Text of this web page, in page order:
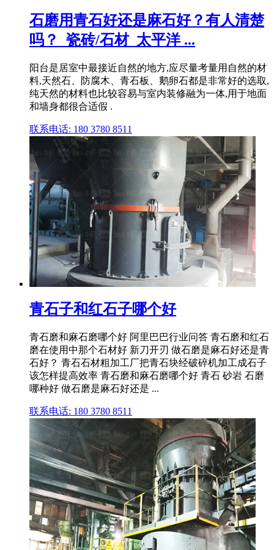
石磨用青石好还是麻石好？有人清楚
吗？_瓷砖/石材_太平洋 ...
阳台是居室中最接近自然的地方,应尽量考量用自然的材
料,天然石、防腐木、青石板、鹅卵石都是非常好的选取,
纯天然的材料也比较容易与室内装修融为一体,用于地面
和墙身都很合适假 .
联系电话: 180 3780 8511
青石子和红石子哪个好
青石磨和麻石磨哪个好 阿里巴巴行业问答 青石磨和红石
磨在使用中那个石材好 新刀开刃 做石磨是麻石好还是青
石好？ 青石石材粗加工厂把青石块经破碎机加工成石子
该怎样提高效率 青石磨和麻石磨哪个好 青石 砂岩 石磨
哪种好 做石磨是麻石好还是 ...
联系电话: 180 3780 8511